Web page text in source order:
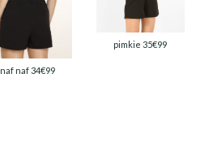
naf naf 34€99
pimkie 35€99